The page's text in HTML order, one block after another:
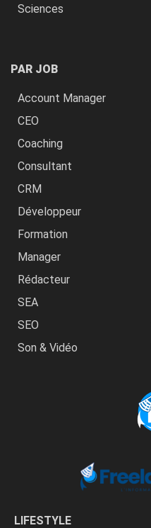
Sciences
PAR JOB
Account Manager
CEO
Coaching
Consultant
CRM
Développeur
Formation
Manager
Rédacteur
SEA
SEO
Son & Vidéo
LIFESTYLE